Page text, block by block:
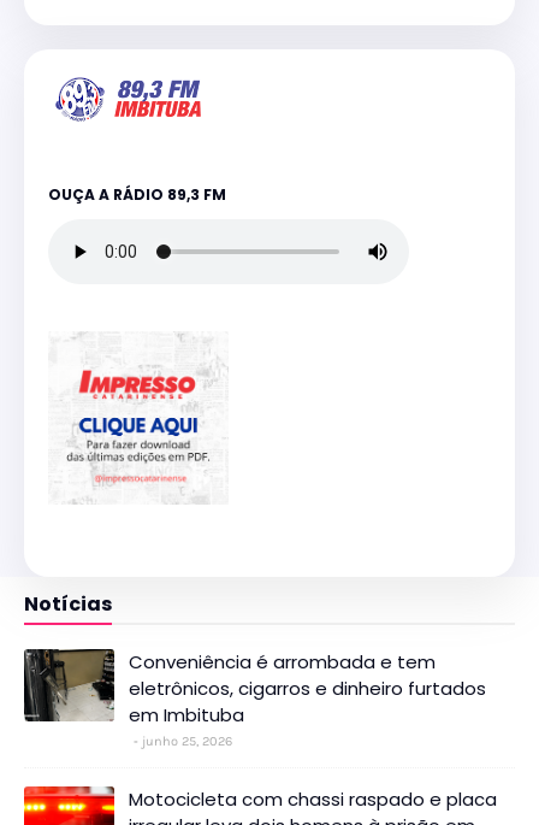
OUÇA A RÁDIO 89,3 FM
Notícias
Conveniência é arrombada e tem
eletrônicos, cigarros e dinheiro furtados
em Imbituba
junho 25, 2026
Motocicleta com chassi raspado e placa